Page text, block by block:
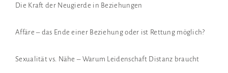
Die Kraft der Neugierde in Beziehungen
Affäre – das Ende einer Beziehung oder ist Rettung möglich?
Sexualität vs. Nähe – Warum Leidenschaft Distanz braucht